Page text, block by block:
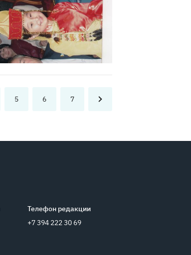
5 6 7
Телефон редакции
+7 394 222 30 69